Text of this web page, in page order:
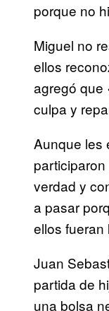
porque no
Miguel no
ellos
agregó que
culpa y
Aunque les
verdad y
a pasar
ellos fueran
Juan
partida de
una bolsa